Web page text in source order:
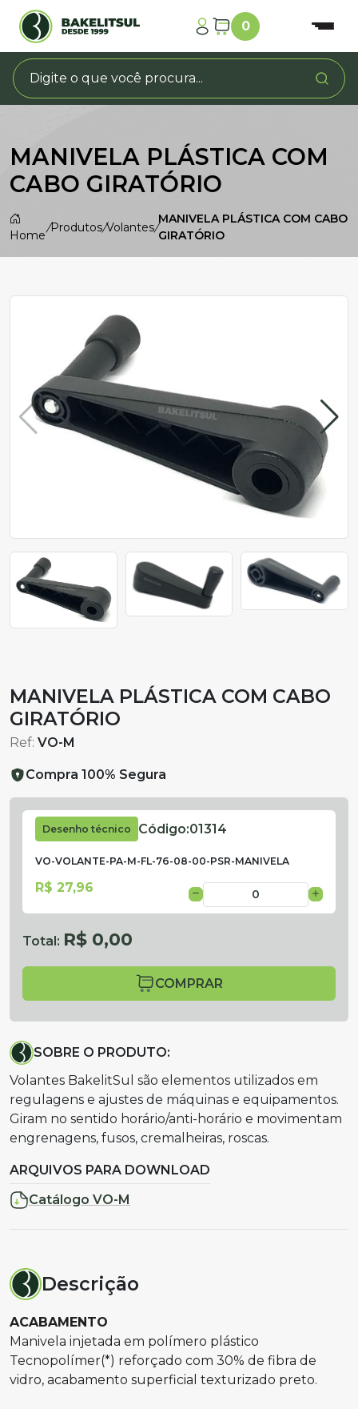
0
MANIVELA PLÁSTICA COM
CABO GIRATÓRIO
Home
/Produtos/Volantes/
MANIVELA PLÁSTICA COM CABO
GIRATÓRIO
MANIVELA PLÁSTICA COM CABO
GIRATÓRIO
Ref: VO-M
Compra 100% Segura
Desenho técnico Código:01314
VO-VOLANTE-PA-M-FL-76-08-00-PSR-MANIVELA
R$ 27,96
Total: R$ 0,00
COMPRAR
SOBRE O PRODUTO:
Volantes BakelitSul são elementos utilizados em
regulagens e ajustes de máquinas e equipamentos.
Giram no sentido horário/anti-horário e movimentam
engrenagens, fusos, cremalheiras, roscas.
ARQUIVOS PARA DOWNLOAD
Catálogo VO-M
Descrição
ACABAMENTO
Manivela injetada em polímero plástico
Tecnopolímer(*) reforçado com 30% de fibra de
vidro, acabamento superficial texturizado preto.